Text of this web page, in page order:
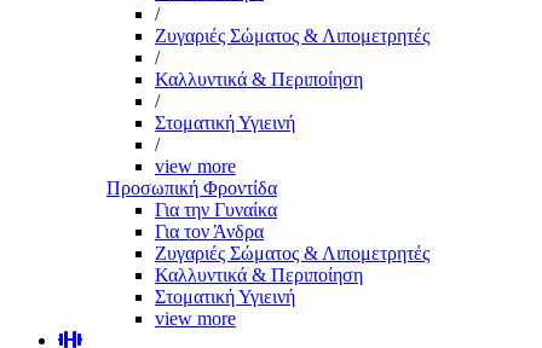
/
Ζυγαριές Σώματος & Λιπομετρητές
/
Καλλυντικά & Περιποίηση
/
Στοματική Υγιεινή
/
view more
Προσωπική Φροντίδα
Για την Γυναίκα
Για τον Άνδρα
Ζυγαριές Σώματος & Λιπομετρητές
Καλλυντικά & Περιποίηση
Στοματική Υγιεινή
view more